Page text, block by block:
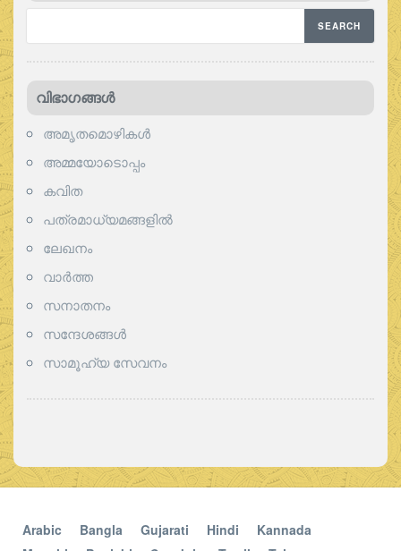
വിഭാഗങ്ങള്‍
അമൃതമൊഴികള്‍
അമ്മയോടൊപ്പം
കവിത
പത്രമാധ്യമങ്ങളില്‍
ലേഖനം
വാര്‍ത്ത
സനാതനം
സന്ദേശങ്ങൾ
സാമൂഹ്യ സേവനം
Arabic Bangla Gujarati Hindi
Kannada